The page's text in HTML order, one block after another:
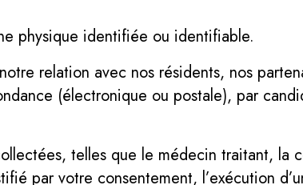
physique identifiée ou identifiable.
relation avec nos résidents, nos
(électronique ou postale), par
telles que le médecin traitant, la
par votre consentement, l’exécution